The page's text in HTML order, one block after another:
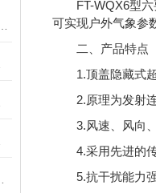
FT-WQX6型
可实现户外气象参
二、产品特点
1.顶盖隐藏式
2.原理为发射
3.风速、风向
4.采用先进的
5.抗干扰能力